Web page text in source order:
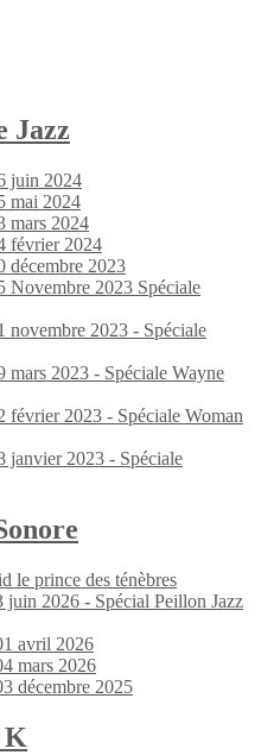
Jazz
juin 2024
mai 2024
mars 2024
février 2024
décembre 2023
Novembre 2023 Spéciale
novembre 2023 - Spéciale
mars 2023 - Spéciale Wayne
février 2023 - Spéciale Woman
janvier 2023 - Spéciale
le prince des ténèbres
juin 2026 - Spécial Peillon Jazz
avril 2026
mars 2026
décembre 2025
K